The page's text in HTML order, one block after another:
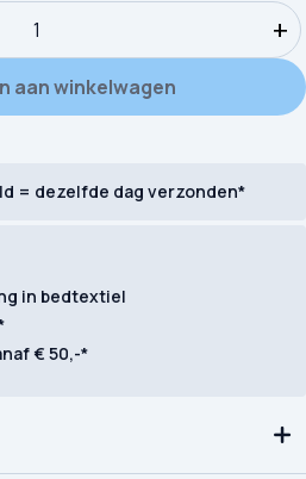
aantal +
aan winkelwagen
= dezelfde dag verzonden*
in bedtextiel
€ 50,-*